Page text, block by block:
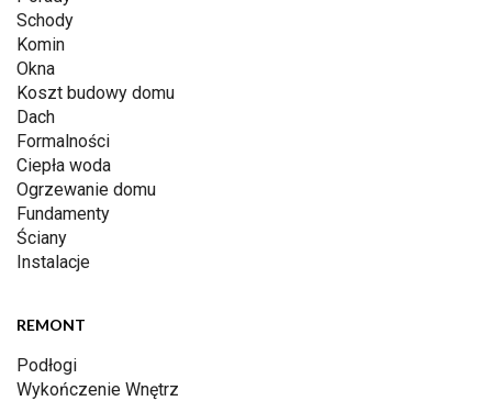
Schody
Komin
Okna
Koszt budowy domu
Dach
Formalności
Ciepła woda
Ogrzewanie domu
Fundamenty
Ściany
Instalacje
REMONT
Podłogi
Wykończenie Wnętrz